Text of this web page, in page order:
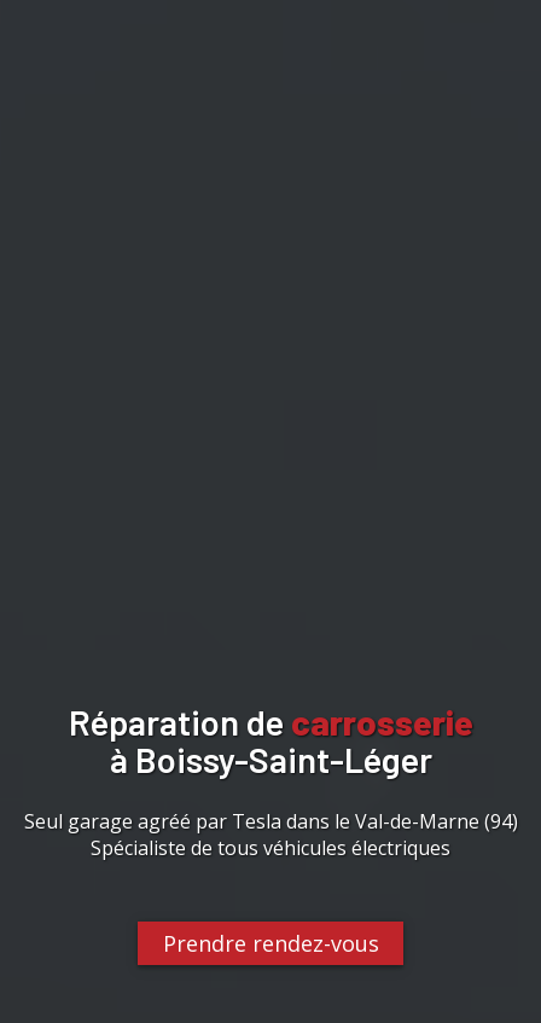
Réparation de carrosserie
à Boissy-Saint-Léger
Seul garage agréé par Tesla dans le Val-de-Marne (94)
Spécialiste de tous véhicules électriques
Prendre rendez-vous